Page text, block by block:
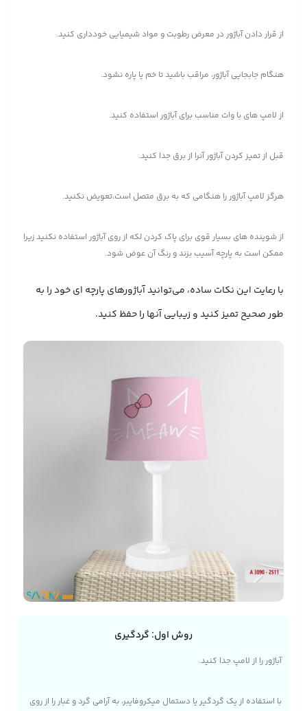
از قرار دادن آباژور در معرض رطوبت و مواد شیمیایی خودداری کنید.
هنگام جابجایی آباژور، مراقب باشید تا خم یا پاره نشود.
از لامپ های با وات مناسب برای آباژور استفاده کنید.
قبل از تمیز کردن آباژور آنرا از برق جدا کنید.
هرگز لامپ آباژور را هنگامی که به برق متصل است،تعویض نکنید.
از شوینده های بسیار قوی برای پاک کردن لکه از روی آباژور استفاده نکنید زیرا
ممکن است به پارچه آسیب بزند و رنگ آن عوض شود.
با رعایت این نکات ساده، می‌توانید آباژورهای پارچه ای خود را به
طور صحیح تمیز کنید و زیبایی آنها را حفظ کنید.
روش اول: گردگیری
آباژور را از لامپ جدا کنید.
با استفاده از یک گردگیر یا دستمال میکروفایبر، به آرامی گرد و غبار را از روی